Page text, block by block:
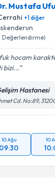
Mustafa
+1diğer
Değerlendirme)
hocam
bizi...
Hastanesi
Cd. No:89,
10 Ağu
09:30
10